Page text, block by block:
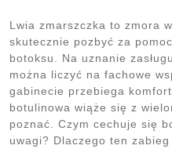
Lwia zmarszczka to zmora
skutecznie pozbyć za
botoksu. Na uznanie
można liczyć na fachowe
gabinecie przebiega
botulinowa wiąże się z
poznać. Czym cechuje się
uwagi? Dlaczego ten